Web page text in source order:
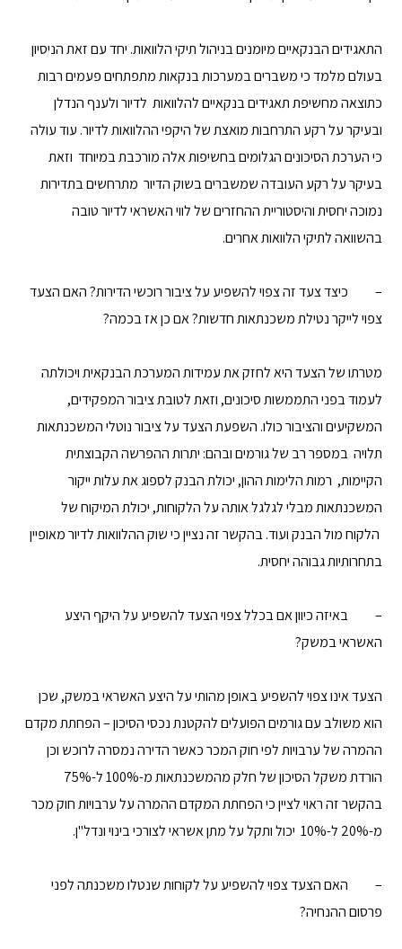
התאגידים הבנקאיים מיומנים בניהול תיקי הלוואות. יחד עם זאת הניסיון
בעולם מלמד כי משברים במערכות בנקאות מתפתחים פעמים רבות
כתוצאה מחשיפת תאגידים בנקאיים להלוואות לדיור ולענף הנדלן
ובעיקר על רקע התרחבות מואצת של היקפי ההלוואות לדיור. עוד עולה
כי הערכת הסיכונים הגלומים בחשיפות אלה מורכבת במיוחד וזאת
בעיקר על רקע העובדה שמשברים בשוק הדיור מתרחשים בתדירות
נמוכה יחסית והיסטוריית ההחזרים של לווי האשראי לדיור טובה
בהשוואה לתיקי הלוואות אחרים.
– כיצד צעד זה צפוי להשפיע על ציבור רוכשי הדירות? האם הצעד
צפוי לייקר נטילת משכנתאות חדשות? אם כן אז בכמה?
מטרתו של הצעד היא לחזק את עמידות המערכת הבנקאית ויכולתה
לעמוד בפני התממשות סיכונים, וזאת לטובת ציבור המפקידים,
המשקיעים והציבור כולו. השפעת הצעד על ציבור נוטלי המשכנתאות
תלויה במספר רב של גורמים ובהם: יתרות ההפרשה הקבוצתית
הקיימות, רמות הלימות ההון, יכולת הבנק לספוג את עלות ייקור
המשכנתאות מבלי לגלגל אותה על הלקוחות, יכולת המיקוח של
הלקוח מול הבנק ועוד. בהקשר זה נציין כי שוק ההלוואות לדיור מאופיין
בתחרותיות גבוהה יחסית.
– באיזה כיוון אם בכלל צפוי הצעד להשפיע על היקף היצע
האשראי במשק?
הצעד אינו צפוי להשפיע באופן מהותי על היצע האשראי במשק, שכן
הוא משולב עם גורמים הפועלים להקטנת נכסי הסיכון – הפחתת מקדם
ההמרה של ערבויות לפי חוק המכר כאשר הדירה נמסרה לרוכש וכן
הורדת משקל הסיכון של חלק מהמשכנתאות מ-100% ל-75%
בהקשר זה ראוי לציין כי הפחתת המקדם ההמרה על ערבויות חוק מכר
מ-20% ל-10% יכול ותקל על מתן אשראי לצורכי בינוי ונדל"ן.
– האם הצעד צפוי להשפיע על לקוחות שנטלו משכנתה לפני
פרסום ההנחיה?